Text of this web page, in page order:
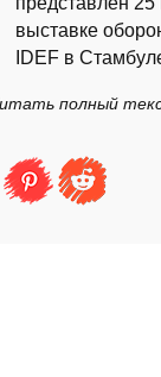
выставке
IDEF в
полный